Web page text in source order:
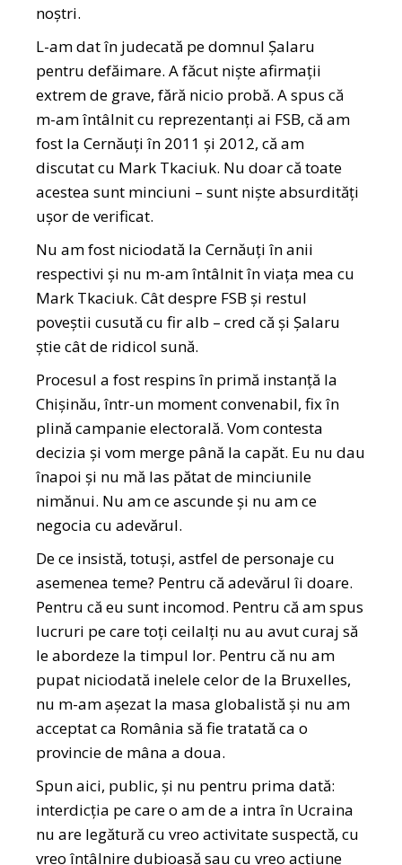
noștri.
L-am dat în judecată pe domnul Șalaru
pentru defăimare. A făcut niște afirmații
extrem de grave, fără nicio probă. A spus că
m-am întâlnit cu reprezentanți ai FSB, că am
fost la Cernăuți în 2011 și 2012, că am
discutat cu Mark Tkaciuk. Nu doar că toate
acestea sunt minciuni – sunt niște absurdități
ușor de verificat.
Nu am fost niciodată la Cernăuți în anii
respectivi și nu m-am întâlnit în viața mea cu
Mark Tkaciuk. Cât despre FSB și restul
poveștii cusută cu fir alb – cred că și Șalaru
știe cât de ridicol sună.
Procesul a fost respins în primă instanță la
Chișinău, într-un moment convenabil, fix în
plină campanie electorală. Vom contesta
decizia și vom merge până la capăt. Eu nu dau
înapoi și nu mă las pătat de minciunile
nimănui. Nu am ce ascunde și nu am ce
negocia cu adevărul.
De ce insistă, totuși, astfel de personaje cu
asemenea teme? Pentru că adevărul îi doare.
Pentru că eu sunt incomod. Pentru că am spus
lucruri pe care toți ceilalți nu au avut curaj să
le abordeze la timpul lor. Pentru că nu am
pupat niciodată inelele celor de la Bruxelles,
nu m-am așezat la masa globalistă și nu am
acceptat ca România să fie tratată ca o
provincie de mâna a doua.
Spun aici, public, și nu pentru prima dată:
interdicția pe care o am de a intra în Ucraina
nu are legătură cu vreo activitate suspectă, cu
vreo întâlnire dubioasă sau cu vreo acțiune